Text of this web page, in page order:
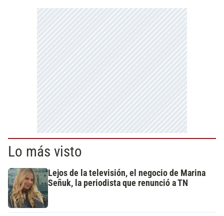
Lo más visto
Lejos de la televisión, el negocio de Marina
Señuk, la periodista que renunció a TN